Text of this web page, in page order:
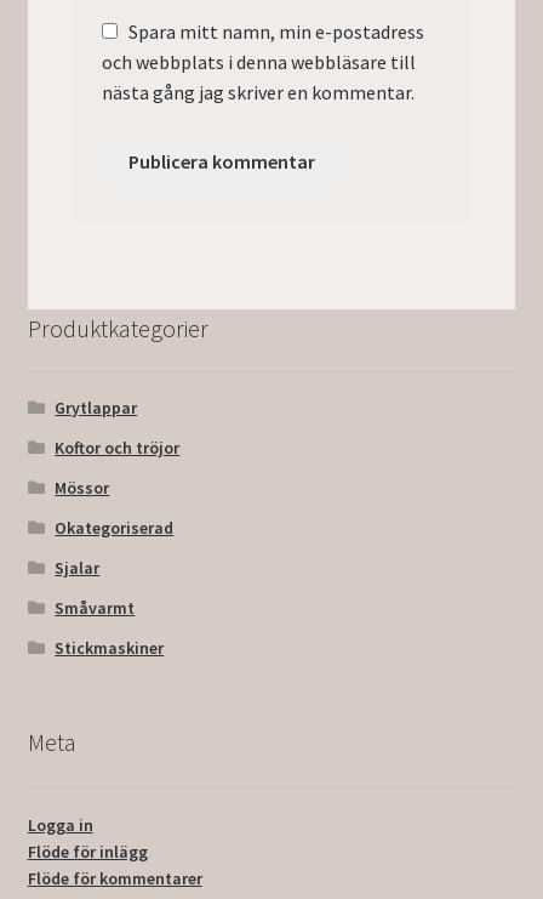
Spara mitt namn, min e-postadress
och webbplats i denna webbläsare till
nästa gång jag skriver en kommentar.
Produktkategorier
Grytlappar
Koftor och tröjor
Mössor
Okategoriserad
Sjalar
Småvarmt
Stickmaskiner
Meta
Logga in
Flöde för inlägg
Flöde för kommentarer